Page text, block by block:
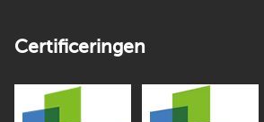
Certificeringen